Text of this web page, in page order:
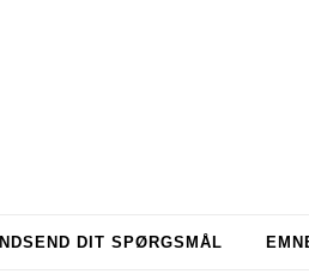
INDSEND DIT SPØRGSMÅL